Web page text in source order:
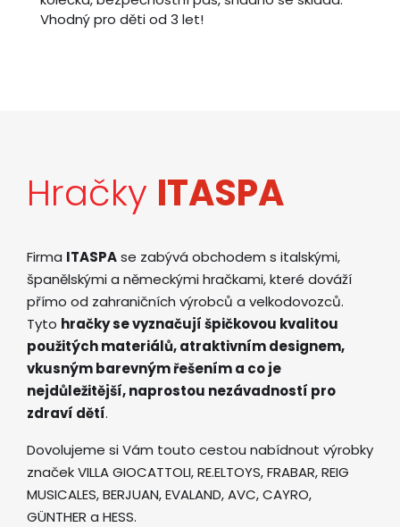
Vhodný pro děti od 3 let!
Hračky ITASPA
Firma ITASPAse zabývá obchodem s italskými,
španělskými a německými hračkami, které dováží
přímo od zahraničních výrobců a velkodovozců.
Tyto hračky se vyznačují špičkovou kvalitou
použitých materiálů, atraktivním designem,
vkusným barevným řešením a co je
nejdůležitější, naprostou nezávadností pro
zdraví dětí.
Dovolujeme si Vám touto cestou nabídnout výrobky
značek VILLA GIOCATTOLI, RE.ELTOYS, FRABAR, REIG
MUSICALES, BERJUAN, EVALAND, AVC, CAYRO,
GÜNTHER a HESS.